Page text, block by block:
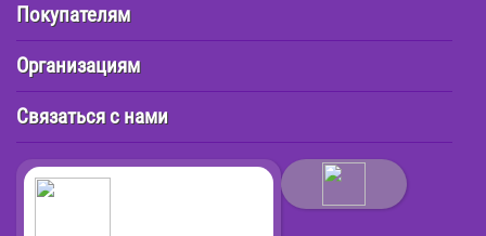
Покупателям
Организациям
Связаться с нами